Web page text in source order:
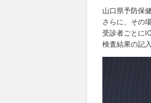
山口県予防保
さらに、その
受診者ごとに
検査結果の記